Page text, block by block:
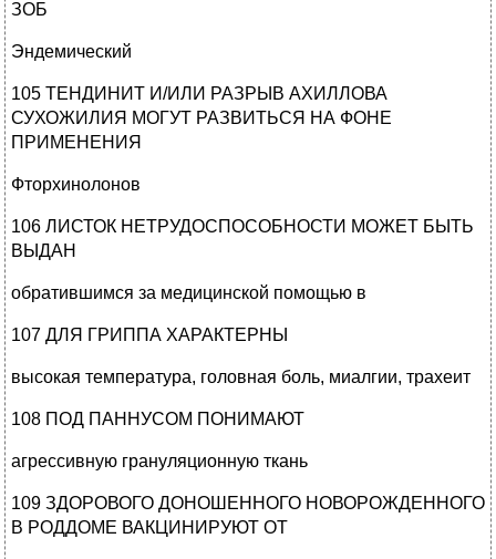
ЗОБ
Эндемический
105 ТЕНДИНИТ И/ИЛИ РАЗРЫВ АХИЛЛОВА
СУХОЖИЛИЯ МОГУТ РАЗВИТЬСЯ НА ФОНЕ
ПРИМЕНЕНИЯ
Фторхинолонов
106 ЛИСТОК НЕТРУДОСПОСОБНОСТИ МОЖЕТ БЫТЬ
ВЫДАН
обратившимся за медицинской помощью в
107 ДЛЯ ГРИППА ХАРАКТЕРНЫ
высокая температура, головная боль, миалгии, трахеит
108 ПОД ПАННУСОМ ПОНИМАЮТ
агрессивную грануляционную ткань
109 ЗДОРОВОГО ДОНОШЕННОГО НОВОРОЖДЕННОГО
В РОДДОМЕ ВАКЦИНИРУЮТ ОТ